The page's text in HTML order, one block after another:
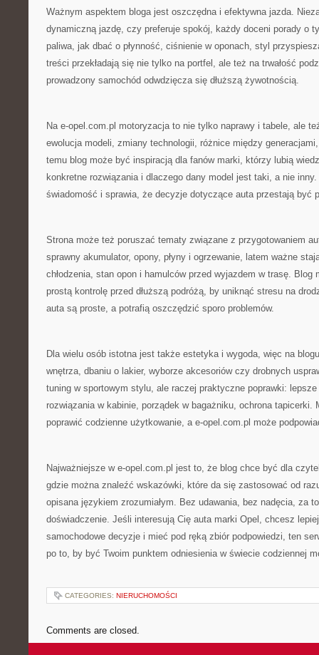
Ważnym aspektem bloga jest oszczędna i efektywna jazda.
dynamiczną jazdę, czy preferuje spokój, każdy doceni porady o
paliwa, jak dbać o płynność, ciśnienie w oponach, styl
treści przekładają się nie tylko na portfel, ale też na trwałość
prowadzony samochód odwdzięcza się dłuższą żywotnością.
Na e-opel.com.pl motoryzacja to nie tylko naprawy i tabele, ale
ewolucja modeli, zmiany technologii, różnice między
temu blog może być inspiracją dla fanów marki, którzy lubią
konkretne rozwiązania i dlaczego dany model jest taki, a nie
świadomość i sprawia, że decyzje dotyczące auta przestają być
Strona może też poruszać tematy związane z przygotowaniem
sprawny akumulator, opony, płyny i ogrzewanie, latem ważne
chłodzenia, stan opon i hamulców przed wyjazdem w trasę.
prostą kontrolę przed dłuższą podróżą, by uniknąć stresu na
auta są proste, a potrafią oszczędzić sporo problemów.
Dla wielu osób istotna jest także estetyka i wygoda, więc na
wnętrza, dbaniu o lakier, wyborze akcesoriów czy drobnych
tuning w sportowym stylu, ale raczej praktyczne poprawki:
rozwiązania w kabinie, porządek w bagażniku, ochrona tapicerki.
poprawić codzienne użytkowanie, a e-opel.com.pl może
Najważniejsze w e-opel.com.pl jest to, że blog chce być dla
gdzie można znaleźć wskazówki, które da się zastosować od
opisana językiem zrozumiałym. Bez udawania, bez nadęcia, za
doświadczenie. Jeśli interesują Cię auta marki Opel, chcesz
samochodowe decyzje i mieć pod ręką zbiór podpowiedzi, ten
po to, by być Twoim punktem odniesienia w świecie codziennej
CATEGORIES: NIERUCHOMOŚCI
Comments are closed.